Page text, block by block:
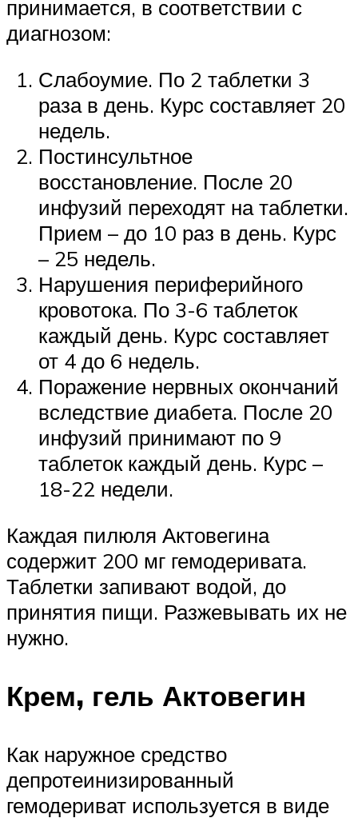
принимается, в соответствии с
диагнозом:
Слабоумие. По 2 таблетки 3
раза в день. Курс составляет 20
недель.
Постинсультное
восстановление. После 20
инфузий переходят на таблетки.
Прием – до 10 раз в день. Курс
– 25 недель.
Нарушения периферийного
кровотока. По 3-6 таблеток
каждый день. Курс составляет
от 4 до 6 недель.
Поражение нервных окончаний
вследствие диабета. После 20
инфузий принимают по 9
таблеток каждый день. Курс –
18-22 недели.
Каждая пилюля Актовегина
содержит 200 мг гемодеривата.
Таблетки запивают водой, до
принятия пищи. Разжевывать их не
нужно.
Крем, гель Актовегин
Как наружное средство
депротеинизированный
гемодериват используется в виде